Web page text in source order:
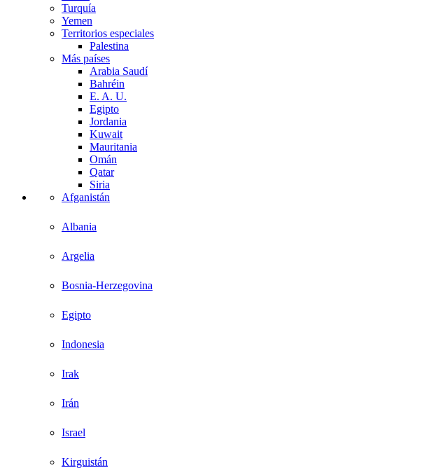
Turquía
Yemen
Territorios especiales
Palestina
Más países
Arabia Saudí
Bahréin
E. A. U.
Egipto
Jordania
Kuwait
Mauritania
Omán
Qatar
Siria
Afganistán
Albania
Argelia
Bosnia-Herzegovina
Egipto
Indonesia
Irak
Irán
Israel
Kirguistán